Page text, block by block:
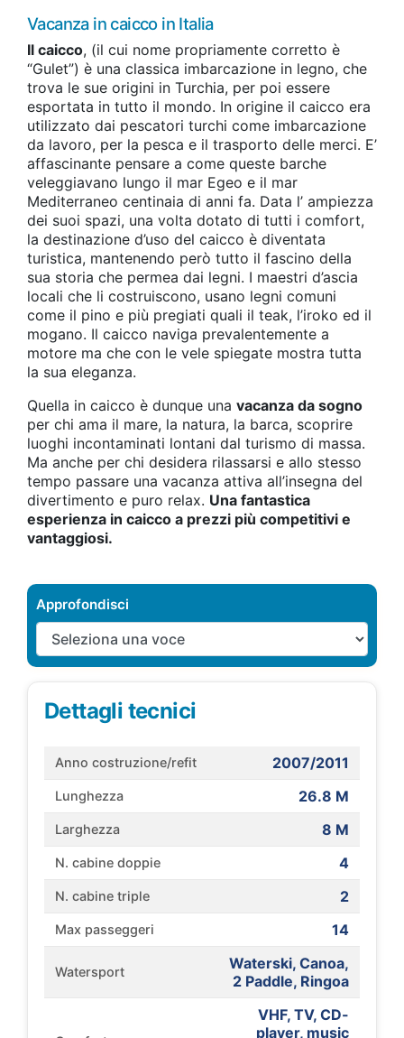
Vacanza in caicco in Italia
Il caicco, (il cui nome propriamente corretto è
“Gulet”) è una classica imbarcazione in legno, che
trova le sue origini in Turchia, per poi essere
esportata in tutto il mondo. In origine il caicco era
utilizzato dai pescatori turchi come imbarcazione
da lavoro, per la pesca e il trasporto delle merci. E’
affascinante pensare a come queste barche
veleggiavano lungo il mar Egeo e il mar
Mediterraneo centinaia di anni fa. Data l’ ampiezza
dei suoi spazi, una volta dotato di tutti i comfort,
la destinazione d’uso del caicco è diventata
turistica, mantenendo però tutto il fascino della
sua storia che permea dai legni. I maestri d’ascia
locali che li costruiscono, usano legni comuni
come il pino e più pregiati quali il teak, l’iroko ed il
mogano. Il caicco naviga prevalentemente a
motore ma che con le vele spiegate mostra tutta
la sua eleganza.
Quella in caicco è dunque una vacanza da sogno
per chi ama il mare, la natura, la barca, scoprire
luoghi incontaminati lontani dal turismo di massa.
Ma anche per chi desidera rilassarsi e allo stesso
tempo passare una vacanza attiva all’insegna del
divertimento e puro relax. Una fantastica
esperienza in caicco a prezzi più competitivi e
vantaggiosi.
Approfondisci
Dettagli tecnici
Anno costruzione/refit 2007/2011
Lunghezza 26.8 M
Larghezza 8 M
N. cabine doppie 4
N. cabine triple 2
Max passeggeri 14
Watersport
Waterski, Canoa,
2 Paddle, Ringoa
VHF, TV, CD-
player, music